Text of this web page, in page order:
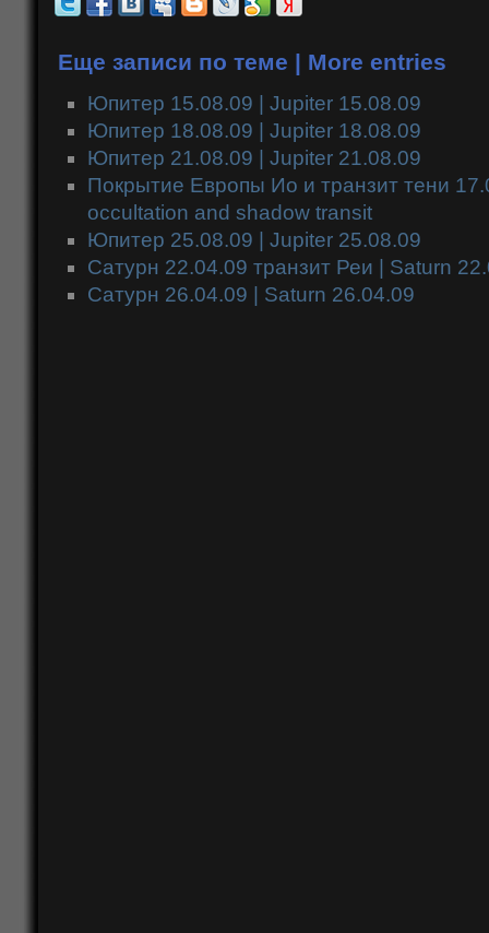
Еще записи по теме | More entries
Юпитер 15.08.09 | Jupiter 15.08.09
Юпитер 18.08.09 | Jupiter 18.08.09
Юпитер 21.08.09 | Jupiter 21.08.09
Покрытие Европы Ио и транзит тени
occultation and shadow transit
Юпитер 25.08.09 | Jupiter 25.08.09
Сатурн 22.04.09 транзит Реи | Saturn
Сатурн 26.04.09 | Saturn 26.04.09